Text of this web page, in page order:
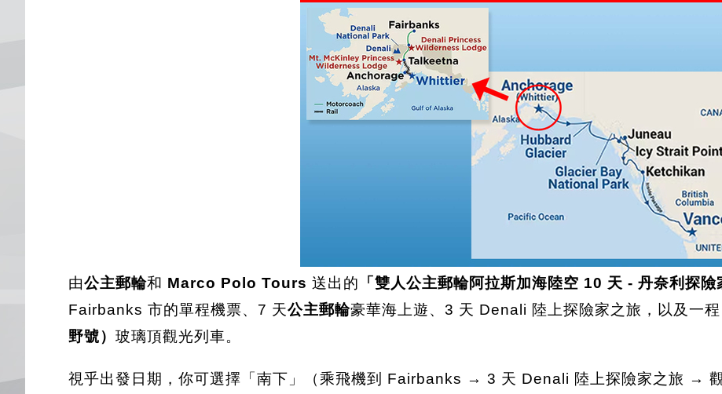
由公主郵輪和 Marco Polo Tours 送出的 「雙人公主郵輪阿拉斯加海陸空 10 天 - 丹奈利探險
Fairbanks 市的單程機票、7 天公主郵輪豪華海上遊、3 天 Denali 陸上探險家之旅，以及一程
野號） 玻璃頂觀光列車。
視乎出發日期，你可選擇「南下」（乘飛機到 Fairbanks → 3 天 Denali 陸上探險家之旅 →